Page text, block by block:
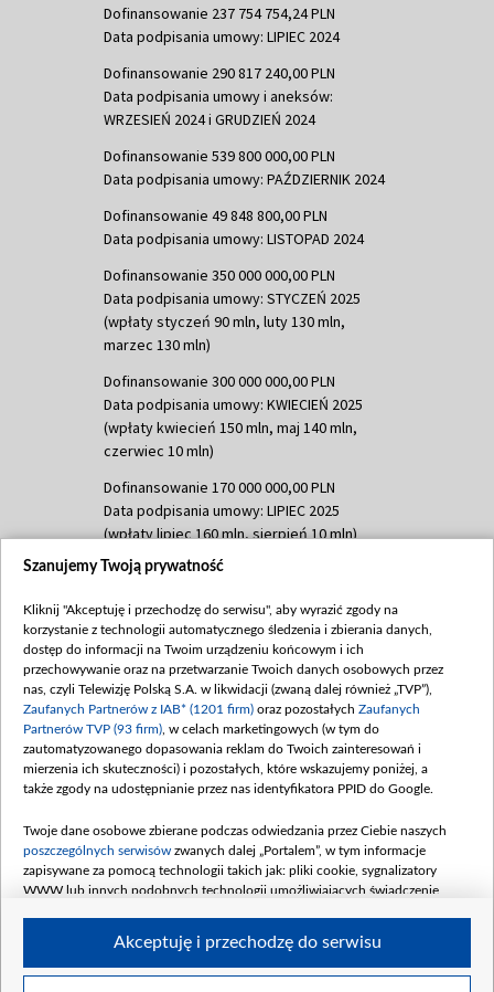
Dofinansowanie 237 754 754,24 PLN
Data podpisania umowy: LIPIEC 2024
Dofinansowanie 290 817 240,00 PLN
Data podpisania umowy i aneksów:
WRZESIEŃ 2024 i GRUDZIEŃ 2024
Dofinansowanie 539 800 000,00 PLN
Data podpisania umowy: PAŹDZIERNIK 2024
Dofinansowanie 49 848 800,00 PLN
Data podpisania umowy: LISTOPAD 2024
Dofinansowanie 350 000 000,00 PLN
Data podpisania umowy: STYCZEŃ 2025
(wpłaty styczeń 90 mln, luty 130 mln,
marzec 130 mln)
Dofinansowanie 300 000 000,00 PLN
Data podpisania umowy: KWIECIEŃ 2025
(wpłaty kwiecień 150 mln, maj 140 mln,
czerwiec 10 mln)
Dofinansowanie 170 000 000,00 PLN
Data podpisania umowy: LIPIEC 2025
(wpłaty lipiec 160 mln, sierpień 10 mln)
Dofinansowanie 60 000 000,00 PLN
(wpłata wrzesień 60 mln)
Dofinansowanie 635 783 051,21 PLN
Data podpisania umowy: WRZESIEŃ 2025
(wpłata wrzesień 100 mln, październik 350
mln, listopad 265 mln)
Dofinansowanie 48 862 000,00 PLN
Data podpisania umowy: GRUDZIEŃ 2025
Dofinansowanie 900 000 000,00 PLN
Data podpisania umowy: LUTY 2026 (wpłata
26 lutego 80 mln, 4 marca 370 mln,8
czerwca 90 mln)
Szanujemy Twoją prywatność
Kliknij "Akceptuję i przechodzę do serwisu", aby wyrazić zgody na
korzystanie z technologii automatycznego śledzenia i zbierania danych,
dostęp do informacji na Twoim urządzeniu końcowym i ich
przechowywanie oraz na przetwarzanie Twoich danych osobowych przez
nas, czyli Telewizję Polską S.A. w likwidacji (zwaną dalej również „TVP”),
Zaufanych Partnerów z IAB* (1201 firm) oraz pozostałych Zaufanych
Partnerów TVP (93 firm) , w celach marketingowych (w tym do
zautomatyzowanego dopasowania reklam do Twoich zainteresowań i
mierzenia ich skuteczności) i pozostałych, które wskazujemy poniżej, a
także zgody na udostępnianie przez nas identyfikatora PPID do Google.
Twoje dane osobowe zbierane podczas odwiedzania przez Ciebie naszych
poszczególnych serwisów zwanych dalej „Portalem”, w tym informacje
zapisywane za pomocą technologii takich jak: pliki cookie, sygnalizatory
WWW lub innych podobnych technologii umożliwiających świadczenie
Akceptuję i przechodzę do serwisu